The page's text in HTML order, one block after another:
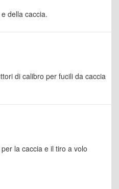
della caccia.
di calibro per fucili da caccia
la caccia e il tiro a volo